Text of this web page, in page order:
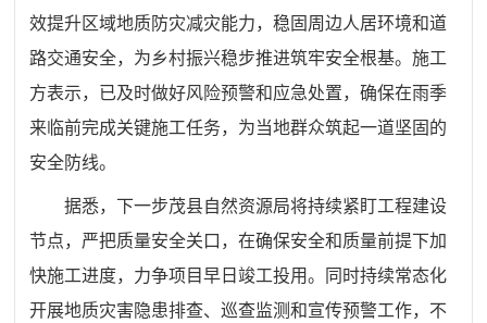
效提升区域地质防灾减灾能力，稳固周边人居环境和道
路交通安全，为乡村振兴稳步推进筑牢安全根基。施工
方表示，已及时做好风险预警和应急处置，确保在雨季
来临前完成关键施工任务，为当地群众筑起一道坚固的
安全防线。
据悉，下一步茂县自然资源局将持续紧盯工程建设
节点，严把质量安全关口，在确保安全和质量前提下加
快施工进度，力争项目早日竣工投用。同时持续常态化
开展地质灾害隐患排查、巡查监测和宣传预警工作，不